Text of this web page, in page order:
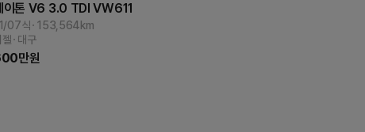
이톤 V6 3.0 TDI VW611
07식 153,564km
젤
대구
만원